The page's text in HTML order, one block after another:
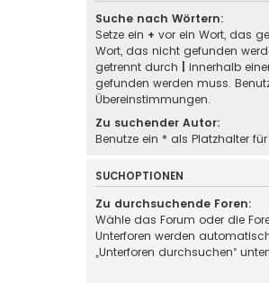
Suche nach Wörtern:
Setze ein + vor ein Wort, das
Wort, das nicht gefunden
getrennt durch
innerhalb
gefunden werden muss.
Übereinstimmungen.
Zu suchender Autor:
Benutze ein * als Platzhalter
SUCHOPTIONEN
Zu durchsuchende Foren:
Wähle das Forum oder die
Unterforen werden
„Unterforen durchsuchen“